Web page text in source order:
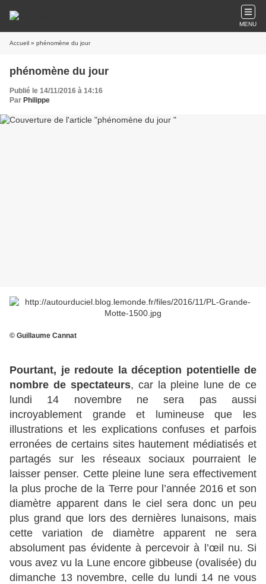
MENU
Accueil » phénomène du jour
phénomène du jour
Publié le 14/11/2016 à 14:16
Par Philippe
© Guillaume Cannat
Pourtant, je redoute la déception potentielle de
nombre de spectateurs, car la pleine lune de ce
lundi 14 novembre ne sera pas aussi
incroyablement grande et lumineuse que les
illustrations et les explications confuses et parfois
erronées de certains sites hautement médiatisés et
partagés sur les réseaux sociaux pourraient le
laisser penser. Cette pleine lune sera effectivement
la plus proche de la Terre pour l’année 2016 et son
diamètre apparent dans le ciel sera donc un peu
plus grand que lors des dernières lunaisons, mais
cette variation de diamètre apparent ne sera
absolument pas évidente à percevoir à l’œil nu. Si
vous avez vu la Lune encore gibbeuse (ovalisée) du
dimanche 13 novembre, celle du lundi 14 ne vous